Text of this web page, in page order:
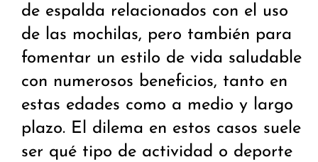
de espalda relacionados con el uso
de las mochilas, pero también para
fomentar un estilo de vida saludable
con numerosos beneficios, tanto en
estas edades como a medio y largo
plazo. El dilema en estos casos suele
ser qué tipo de actividad o deporte